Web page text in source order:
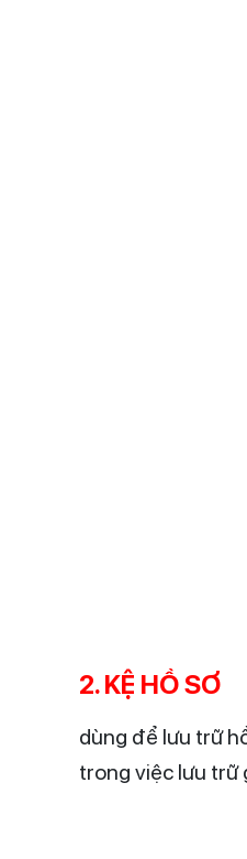
2. KỆ HỒ SƠ
dùng để lưu trữ
trong việc lưu trữ